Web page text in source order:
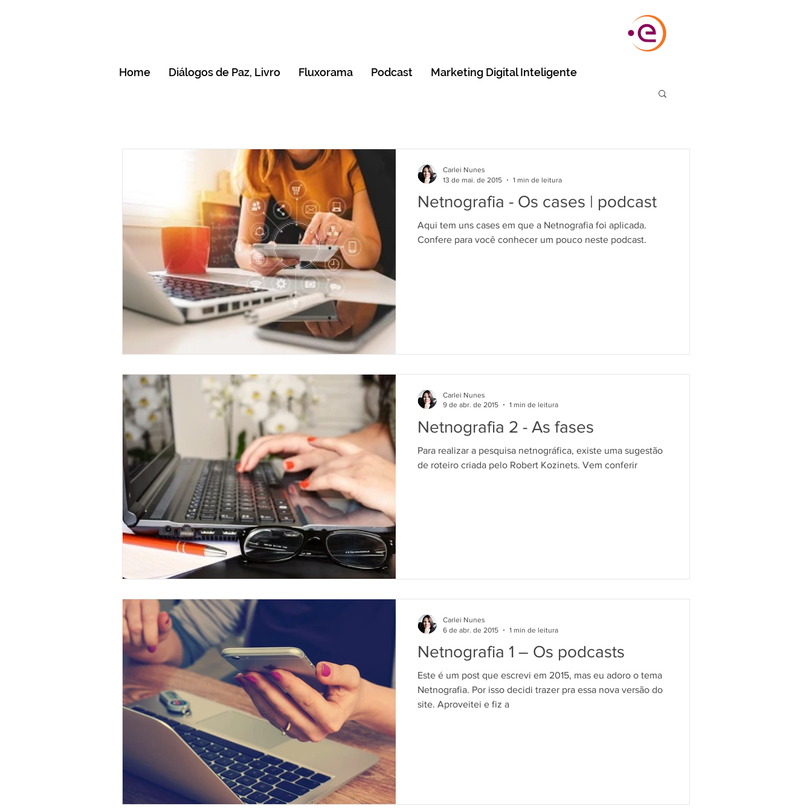
Home Diálogos de Paz, Livro Fluxorama Podcast Marketing Digital Inteligente
Netnografia - Os cases | podcast
Aqui tem uns cases em que a Netnografia foi aplicada.
Confere para você conhecer um pouco neste podcast.
Carlei Nunes
13 de mai. de 2015
1 min de leitura
Netnografia 2 - As fases
Para realizar a pesquisa netnográfica, existe uma sugestão
de roteiro criada pelo Robert Kozinets. Vem conferir
Carlei Nunes
9 de abr. de 2015
1 min de leitura
Netnografia 1 – Os podcasts
Este é um post que escrevi em 2015, mas eu adoro o tema
Netnografia. Por isso decidi trazer pra essa nova versão do
site. Aproveitei e fiz a
Carlei Nunes
6 de abr. de 2015
1 min de leitura